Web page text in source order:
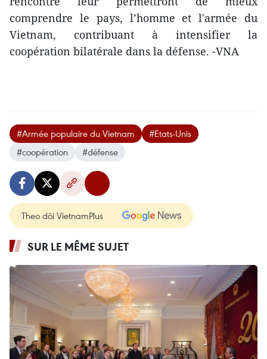
comprendre le pays, l’homme et l'armée du
Vietnam, contribuant à intensifier la
coopération bilatérale dans la défense. -VNA
#Armée populaire du Vietnam
#Etats-Unis
#coopération
#défense
Theo dõi VietnamPlus
SUR LE MÊME SUJET